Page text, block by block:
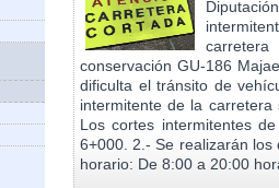
conservación GU-186
dificulta el tránsito de
intermitente de la
Los cortes intermitentes
6+000. 2.- Se realizarán
horario: De 8:00 a 20:00